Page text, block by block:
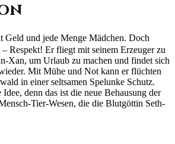
Respekt! Er fliegt mit seinem Erzeuger zu
Xan, um Urlaub zu machen und findet sich
Mit Mühe und Not kann er flüchten
in einer seltsamen Spelunke Schutz.
denn das ist die neue Behausung der
Tier-Wesen, die die Blutgöttin Seth-